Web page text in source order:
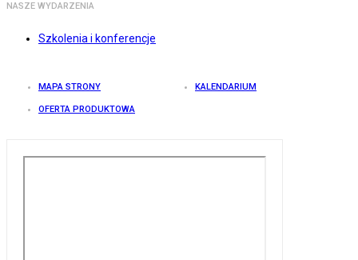
NASZE WYDARZENIA
Szkolenia i konferencje
MAPA STRONY KALENDARIUM
OFERTA PRODUKTOWA